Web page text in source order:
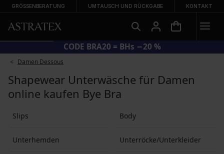
GRÖSSENBERATUNG UMTAUSCH UND RÜCKGABE KONTAKT
CODE BRA20 = BHs −20 %
Damen Dessous
Shapewear Unterwäsche für Damen
online kaufen Bye Bra
Slips Body
Unterhemden Unterröcke/Unterkleider